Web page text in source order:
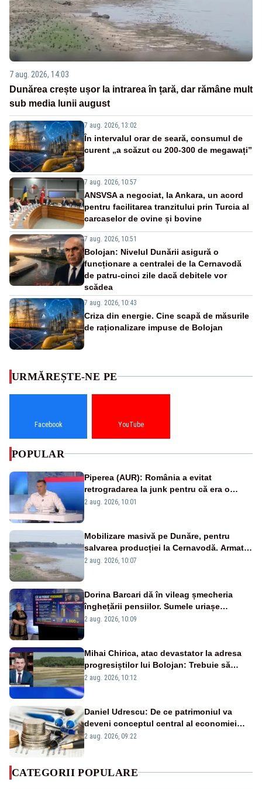
7 aug. 2026, 14:03
Dunărea crește ușor la intrarea în țară, dar rămâne mult
sub media lunii august
7 aug. 2026, 13:02
În intervalul orar de seară, consumul de
curent „a scăzut cu 200-300 de megawați”
7 aug. 2026, 10:57
ANSVSA a negociat, la Ankara, un acord
pentru facilitarea tranzitului prin Turcia al
carcaselor de ovine și bovine
7 aug. 2026, 10:51
Bolojan: Nivelul Dunării asigură o
funcționare a centralei de la Cernavodă
de patru-cinci zile dacă debitele vor
scădea
7 aug. 2026, 10:43
Criza din energie. Cine scapă de măsurile
de raționalizare impuse de Bolojan
URMĂREȘTE-NE PE
Facebook YouTube
POPULAR
Piperea (AUR): România a evitat
retrogradarea la junk pentru că era o
catastrofă pentru bănci și fondurile de
2 aug. 2026, 10:01
Mobilizare masivă pe Dunăre, pentru
salvarea producției la Cernavodă. Armata
va detona o stâncă și va devia apa
2 aug. 2026, 10:07
Dorina Barcari dă în vileag șmecheria
înghețării pensiilor. Sumele uriașe
pierdute de fiecare român
2 aug. 2026, 10:09
Mihai Chirica, atac devastator la adresa
progresiștilor lui Bolojan: Trebuie să
protejăm și natura, dar nu șținem omaneii
2 aug. 2026, 10:12
Daniel Udrescu: De ce patrimoniul va
deveni conceptul central al economiei
viitoare?
2 aug. 2026, 09:22
CATEGORII POPULARE